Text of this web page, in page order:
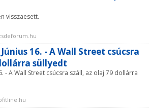
visszaesett.
16. - A Wall Street csúcsra
süllyedt
- A Wall Street csúcsra száll, az olaj 79 dollárra